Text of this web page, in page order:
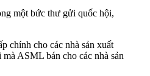
một bức thư gửi quốc hội,
chính cho các nhà sản xuất
ASML bán cho các nhà sản